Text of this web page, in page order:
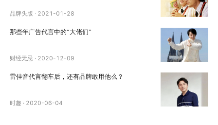
品牌头版 · 2021-01-28
那些年广告代言中的“大佬们”
财经无忌 · 2020-12-09
雷佳音代言翻车后，还有品牌敢用他么？
时趣 · 2020-06-04